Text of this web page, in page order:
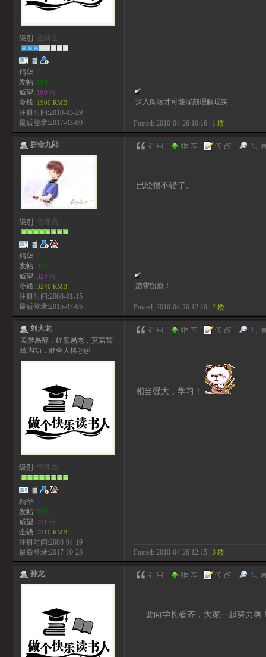
级别: 圣骑士
精华: 0
发帖: 190
威望: 190 点
金钱: 1900 RMB
注册时间:2010-03-29
最后登录:2017-03-09
深入阅读才可能深刻理解现实
Posted: 2010-04-26 10:16 | 1 楼
拼命九郎
级别: 管理员
精华: 0
发帖: 324
威望: 324 点
金钱: 3240 RMB
注册时间:2008-01-15
最后登录:2015-07-05
已经很不错了。
踏雪留痕！
Posted: 2010-04-26 12:10 | 2 楼
刘大龙
美梦易醉，红颜易老，莫若苦
练内功，健全人格@@
级别: 管理员
精华: 1
发帖: 729
威望: 731 点
金钱: 7310 RMB
注册时间:2008-04-19
最后登录:2017-10-23
相当强大，学习！
Posted: 2010-04-26 12:15 | 3 楼
孙龙
要向学长看齐，大家一起努力啊